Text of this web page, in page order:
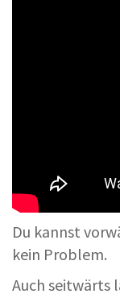
Du kannst
kein Problem.
Auch seitwärts